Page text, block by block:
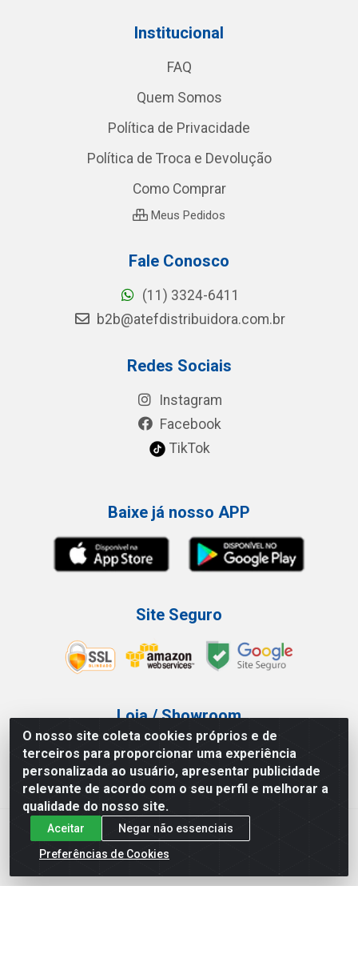
O nosso site coleta cookies próprios e de
terceiros para proporcionar uma experiência
personalizada ao usuário, apresentar publicidade
relevante de acordo com o seu perfil e melhorar a
qualidade do nosso site.
Aceitar
Negar não essenciais
Preferências de Cookies
Institucional
FAQ
Quem Somos
Política de Privacidade
Política de Troca e Devolução
Como Comprar
Meus Pedidos
Fale Conosco
(11) 3324-6411
b2b@atefdistribuidora.com.br
Redes Sociais
Instagram
Facebook
TikTok
Baixe já nosso APP
Site Seguro
Loja / Showroom
Tel.: (11) 3227-0546
Av Vautier, 587/597 - Pari - São Paulo/SP
Atef Distribuidora LTDA - Av. Vautier, 585/597 - Pari - São
Paulo/SP - CEP 03.032-000 - CNPJ 27.717.135/0001-29